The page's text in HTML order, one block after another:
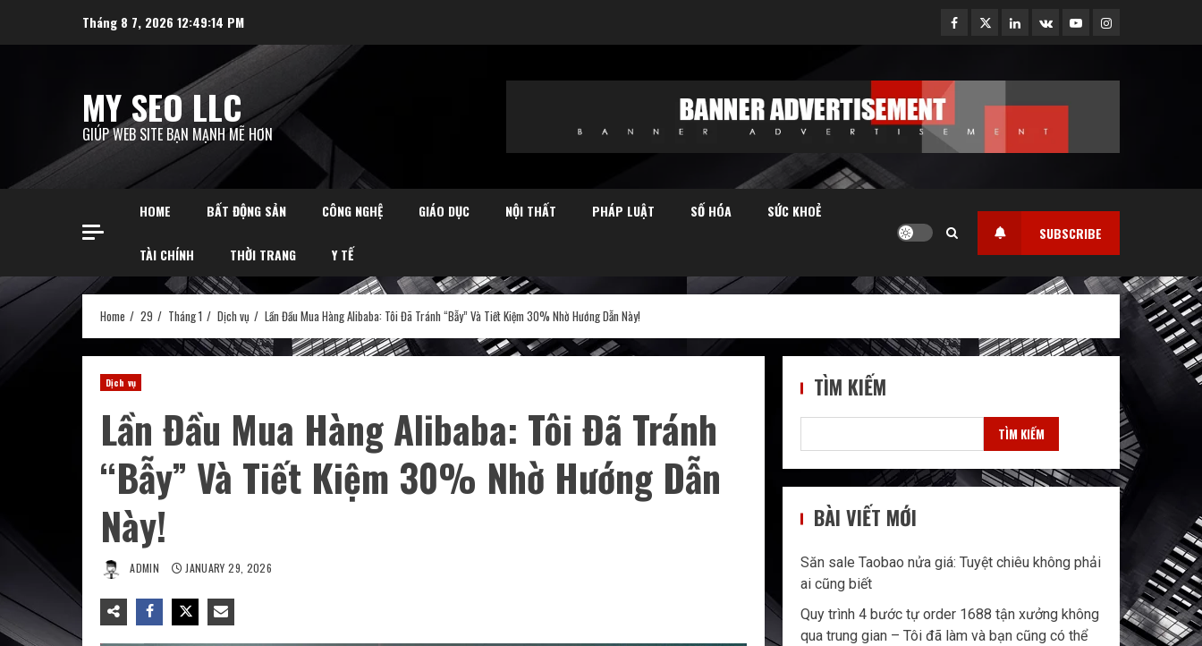
Tháng 8 7, 2026 12:49:15 PM Facebook
TwitterLinkedin
VK YoutubeInstagram
MY SEO LLC
GIÚP WEB SITE BẠN MẠNH MẼ HƠN
HOME BẤT ĐỘNG SẢN CÔNG NGHỆ GIÁO DỤC NỘI THẤT PHÁP LUẬT SỐ HÓA SỨC KHOẺ
TÀI CHÍNH THỜI TRANG Y TẾ
SUBSCRIBE
Home 29 Tháng 1 Dịch vụ Lần Đầu Mua Hàng Alibaba: Tôi Đã Tránh “Bẫy” Và Tiết Kiệm 30% Nhờ Hướng Dẫn Này!
Dịch vụ
Lần Đầu Mua Hàng Alibaba: Tôi Đã Tránh
“Bẫy” Và Tiết Kiệm 30% Nhờ Hướng Dẫn
Này!
ADMIN JANUARY 29, 2026
TÌM KIẾM
TÌM KIẾM
BÀI VIẾT MỚI
Săn sale Taobao nửa giá: Tuyệt chiêu không phải
ai cũng biết
Quy trình 4 bước tự order 1688 tận xưởng không
qua trung gian – Tôi đã làm và bạn cũng có thể